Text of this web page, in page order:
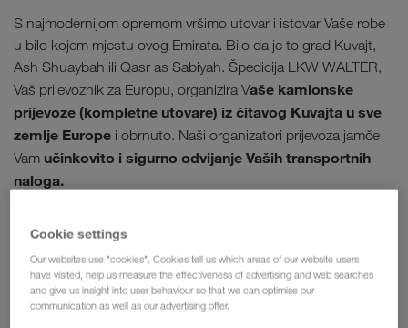
S najmodernijom opremom vršimo utovar i istovar Vaše robe
u bilo kojem mjestu ovog Emirata. Bilo da je to grad Kuvajt,
Ash Shuaybah ili Qasr as Sabiyah. Špedicija LKW WALTER,
Vaš prijevoznik za Europu, organizira Vaše kamionske
prijevoze (kompletne utovare) iz čitavog Kuvajta u sve
zemlje Europe i obrnuto. Naši organizatori prijevoza jamče
Vam učinkovito i sigurno odvijanje Vaših transportnih
naloga.
Uz to s Vama komuniciramo na Vašem materinjem jeziku.
Cookie settings
Our websites use "cookies". Cookies tell us which areas of our website users
have visited, help us measure the effectiveness of advertising and web searches
and give us insight into user behaviour so that we can optimise our
communication as well as our advertising offer.